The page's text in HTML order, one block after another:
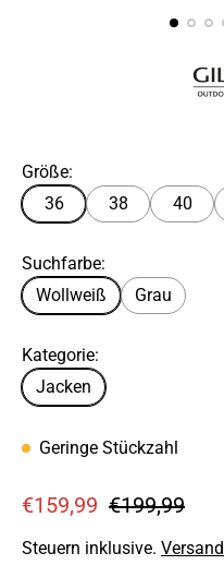
Größe:
36
38 40
Suchfarbe:
Wollweiß
Grau
Kategorie:
Jacken
Geringe Stückzahl
V
r
€159,99 R
g
€199,99
Steuern inklusive. Versand